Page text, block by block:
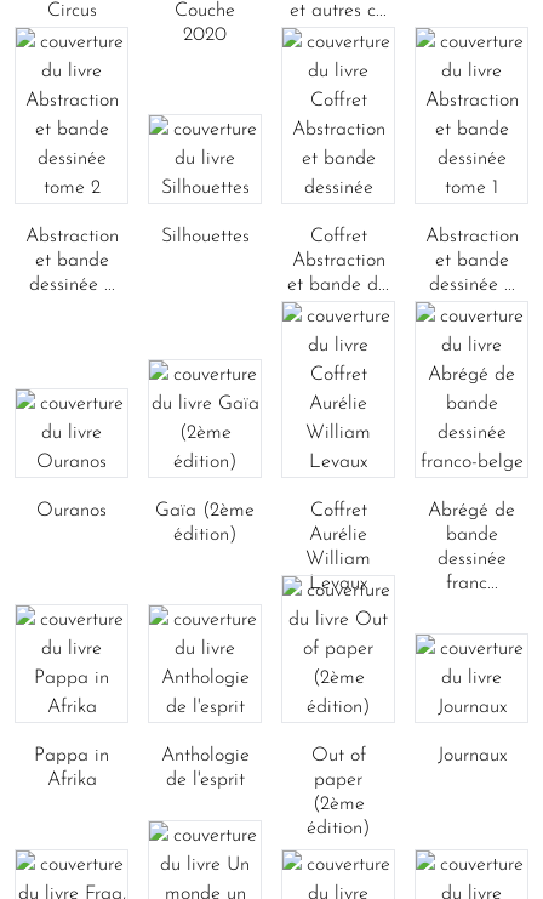
Circus
Couche
2020
et autres c...
Abstraction
et bande
dessinée ...
Silhouettes
Coffret
Abstraction
et bande d...
Abstraction
et bande
dessinée ...
Ouranos
Gaïa (2ème
édition)
Coffret
Aurélie
William
Levaux
Abrégé de
bande
dessinée
franc...
Pappa in
Afrika
Anthologie
de l'esprit
Out of
paper
(2ème
édition)
Journaux